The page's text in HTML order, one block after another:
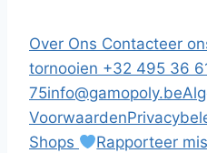
Over Ons Contacteer
tornooien +32 495 36
75info@gamopoly.be
Voorwaarden
Shops
Rapporteer